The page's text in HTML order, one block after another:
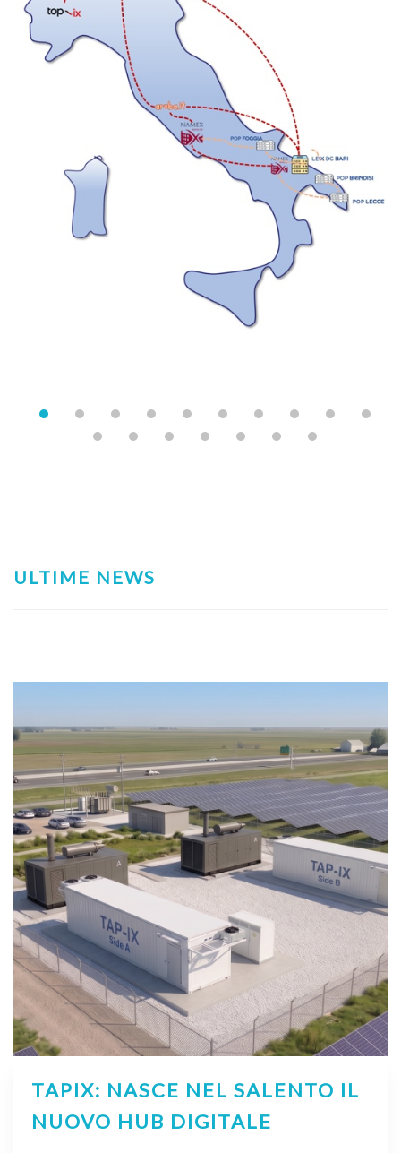
ULTIME NEWS
TAPIX: NASCE NEL SALENTO IL
NUOVO HUB DIGITALE